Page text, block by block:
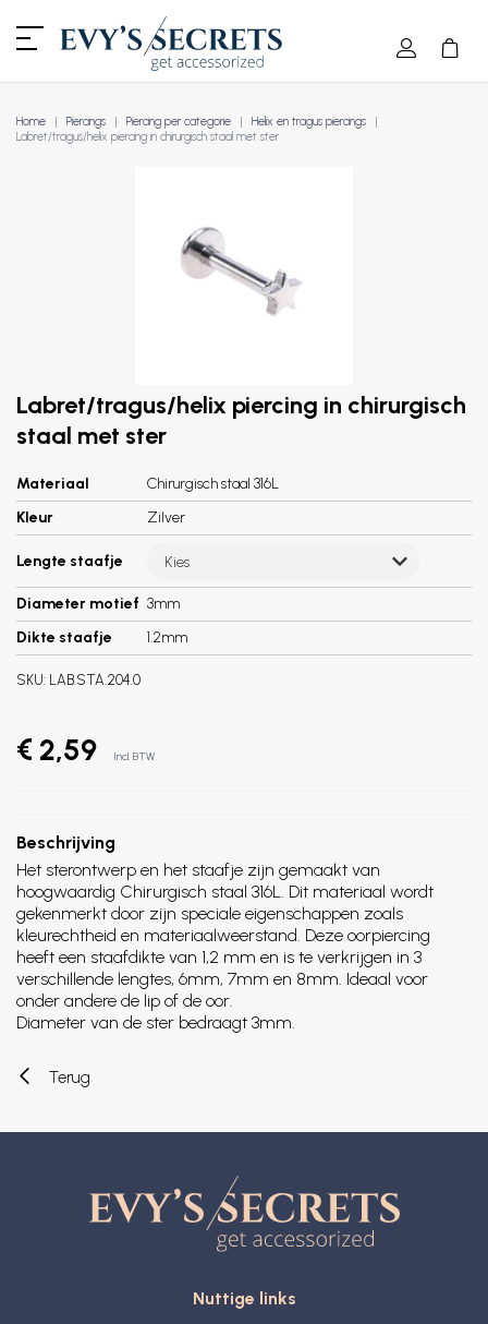
Home Piercings Piercing per categorie
Helix en tragus piercings
Labret/tragus/helix piercing in chirurgisch staal met ster
Labret/tragus/helix piercing in chirurgisch
staal met ster
Materiaal
Chirurgisch staal 316L
Kleur
Zilver
Lengte staafje Kies
Diameter motief 3mm
Dikte staafje
1.2mm
SKU: LAB.STA.204.0
€ 2,59 Incl. BTW
Beschrijving
Het sterontwerp en het staafje zijn gemaakt van
hoogwaardig Chirurgisch staal 316L. Dit materiaal wordt
gekenmerkt door zijn speciale eigenschappen zoals
kleurechtheid en materiaalweerstand. Deze oorpiercing
heeft een staafdikte van 1,2 mm en is te verkrijgen in 3
verschillende lengtes, 6mm, 7mm en 8mm. Ideaal voor
onder andere de lip of de oor.
Diameter van de ster bedraagt 3mm.
Terug
Nuttige links